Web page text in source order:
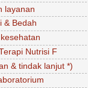
layanan
& Bedah
Nutrisi F
& tindak lanjut *)